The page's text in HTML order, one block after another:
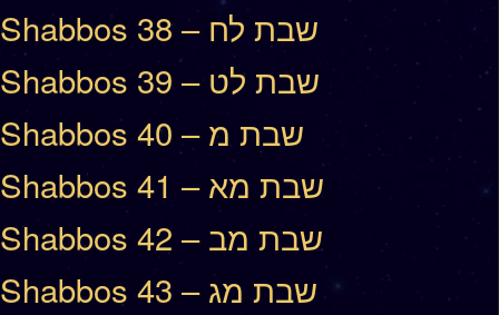
Shabbos 38 – שבת לח
Shabbos 39 – שבת לט
Shabbos 40 – שבת מ
Shabbos 41 – שבת מא
Shabbos 42 – שבת מב
Shabbos 43 – שבת מג